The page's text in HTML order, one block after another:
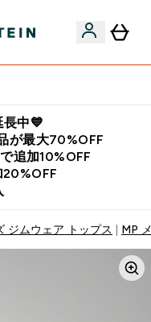
長中💙
が最大70%OFF
追加10%OFF
20%OFF
ジムウェア トップス MP